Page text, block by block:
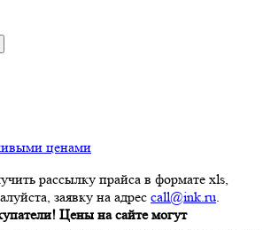
ценами
рассылку прайса в формате xls,
заявку на адрес call@ink.ru.
Цены на сайте могут